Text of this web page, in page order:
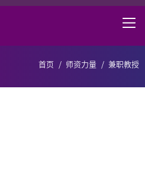
首页 / 师资力量 / 兼职教授